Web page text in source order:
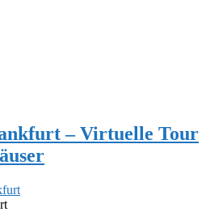
– Virtuelle Tour